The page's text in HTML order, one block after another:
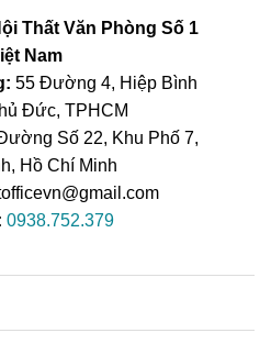
Thất Văn Phòng Số 1
Nam
55 Đường 4, Hiệp Bình
Đức, TPHCM
Số 22, Khu Phố 7,
Hồ Chí Minh
0938.752.379